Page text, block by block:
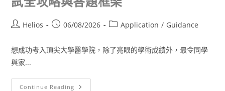
Helios 06/08/2026 Application / Guidance
想成功考入頂尖大學醫學院，除了亮眼的學術成績外，最令同學
與家...
Continue Reading